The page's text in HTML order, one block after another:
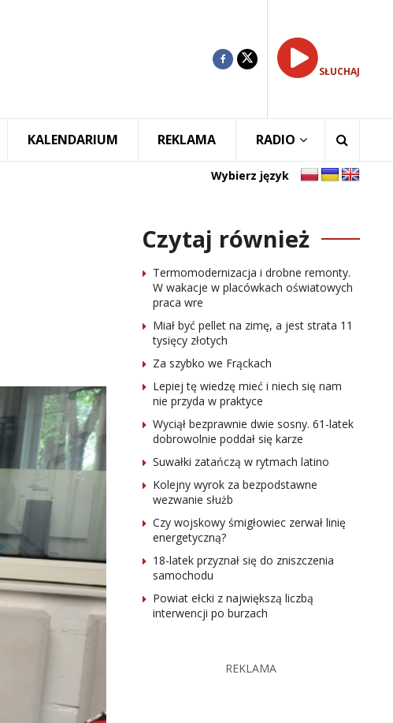
SŁUCHAJ
KALENDARIUM REKLAMA RADIO
Wybierz język
Czytaj również
Termomodernizacja i drobne remonty.
W wakacje w placówkach oświatowych
praca wre
Miał być pellet na zimę, a jest strata 11
tysięcy złotych
Za szybko we Frąckach
Lepiej tę wiedzę mieć i niech się nam
nie przyda w praktyce
Wyciął bezprawnie dwie sosny. 61-latek
dobrowolnie poddał się karze
Suwałki zatańczą w rytmach latino
Kolejny wyrok za bezpodstawne
wezwanie służb
Czy wojskowy śmigłowiec zerwał linię
energetyczną?
18-latek przyznał się do zniszczenia
samochodu
Powiat ełcki z największą liczbą
interwencji po burzach
REKLAMA